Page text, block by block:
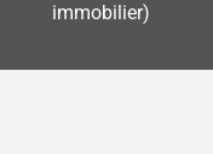
immobilier)